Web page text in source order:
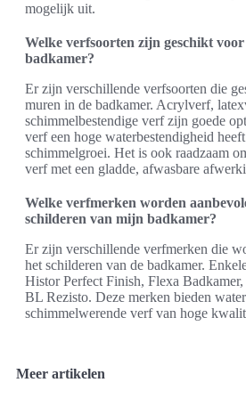
mogelijk uit.
Welke verfsoorten zijn geschikt
badkamer?
Er zijn verschillende verfsoorten die
muren in de badkamer. Acrylverf,
schimmelbestendige verf zijn goede
verf een hoge waterbestendigheid
schimmelgroei. Het is ook raadzaam
verf met een gladde, afwasbare
Welke verfmerken worden
schilderen van mijn badkamer?
Er zijn verschillende verfmerken die
het schilderen van de badkamer.
Histor Perfect Finish, Flexa
BL Rezisto. Deze merken bieden
schimmelwerende verf van hoge
Meer artikelen